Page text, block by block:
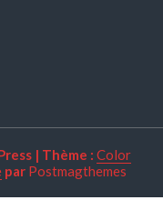
| Thème : Color
par Postmagthemes